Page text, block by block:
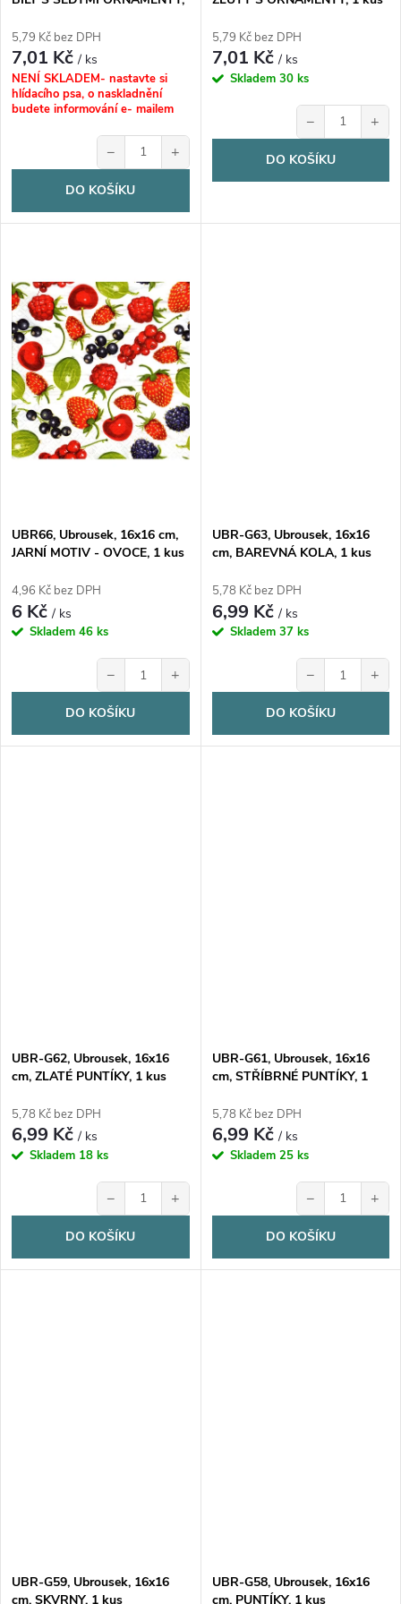
d
u
k
t
ů
d
u
t
ů
5,79 Kč bez DPH
7,01 Kč/ ks
NENÍ SKLADEM- nastavte si
hlídacího psa, o naskladnění
budete informování e- mailem
− +
DO KOŠÍKU
5,79 Kč bez DPH
7,01 Kč/ ks
Skladem 30 ks
− +
DO KOŠÍKU
UBR66, Ubrousek, 16x16 cm,
JARNÍ MOTIV - OVOCE, 1 kus
4,96 Kč bez DPH
6 Kč/ ks
Skladem 46 ks
− +
DO KOŠÍKU
UBR-G63, Ubrousek, 16x16
cm, BAREVNÁ KOLA, 1 kus
5,78 Kč bez DPH
6,99 Kč/ ks
Skladem 37 ks
− +
DO KOŠÍKU
UBR-G62, Ubrousek, 16x16
cm, ZLATÉ PUNTÍKY, 1 kus
5,78 Kč bez DPH
6,99 Kč/ ks
Skladem 18 ks
− +
DO KOŠÍKU
UBR-G61, Ubrousek, 16x16
cm, STŘÍBRNÉ PUNTÍKY, 1
5,78 Kč bez DPH
6,99 Kč/ ks
Skladem 25 ks
− +
DO KOŠÍKU
UBR-G59, Ubrousek, 16x16
cm, SKVRNY, 1 kus
UBR-G58, Ubrousek, 16x16
cm, PUNTÍKY, 1 kus